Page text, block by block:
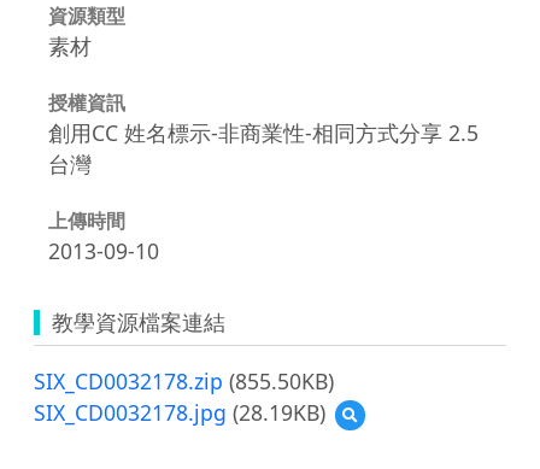
資源類型
素材
授權資訊
創用CC 姓名標示-非商業性-相同方式分享 2.5
台灣
上傳時間
2013-09-10
教學資源檔案連結
SIX_CD0032178.zip (855.50KB)
SIX_CD0032178.jpg (28.19KB)
預
覽